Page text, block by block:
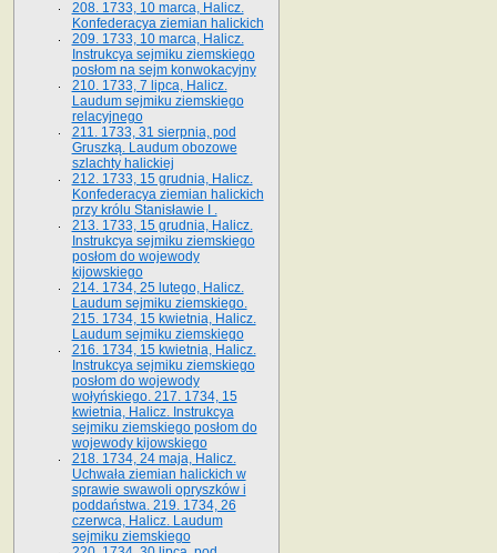
208. 1733, 10 marca, Halicz.
Konfederacya ziemian halickich­
209. 1733, 10 marca, Halicz.
Instrukcya sejmiku ziemskiego
posłom na sejm konwokacyjny
210. 1733, 7 lipca, Halicz.
Laudum sejmiku ziemskiego
relacyjnego
211. 1733, 31 sierpnia, pod
Gruszką. Laudum obozowe
szlachty halickiej
212. 1733, 15 grudnia, Halicz.
Konfederacya ziemian halickich
przy królu Stanisławie I .
213. 1733, 15 grudnia, Halicz.
Instrukcya sejmiku ziemskiego
posłom do wojewody
kijowskiego
214. 1734, 25 lutego, Halicz.
Laudum sejmiku ziemskiego.
215. 1734, 15 kwietnia, Halicz.
Laudum sejmiku ziemskiego
216. 1734, 15 kwietnia, Halicz.
Instrukcya sejmiku ziemskiego
posłom do wojewody
wołyńskiego. 217. 1734, 15
kwietnia, Halicz. Instrukcya
sejmiku ziemskiego posłom do
wojewody kijowskiego
218. 1734, 24 maja, Halicz.
Uchwała ziemian halickich w
sprawie swawoli opryszków i
poddaństwa. 219. 1734, 26
czerwca, Halicz. Laudum
sejmiku ziemskiego